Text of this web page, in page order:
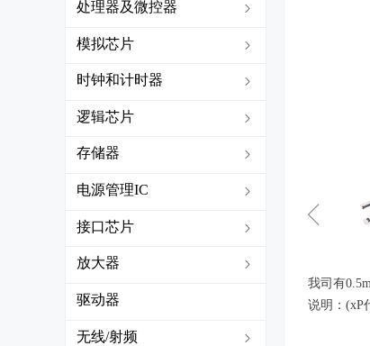
ꁆ
我司有
说明：(xP
ꁇ
处理器及微控器
ꁇ
模拟芯片
ꁇ
时钟和计时器
ꁇ
逻辑芯片
ꁇ
存储器
ꁇ
电源管理IC
ꁇ
接口芯片
ꁇ
放大器
驱动器
ꁇ
无线/射频